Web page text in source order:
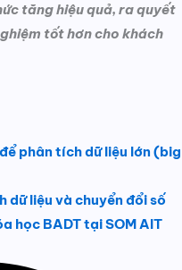
tăng hiệu quả, ra quyết
tốt hơn cho khách
phân tích dữ liệu lớn (big
dữ liệu và chuyển đổi số
học BADT tại SOM AIT